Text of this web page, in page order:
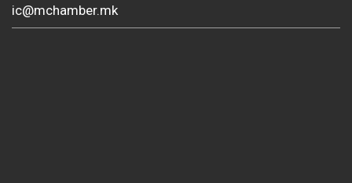
ic@mchamber.mk